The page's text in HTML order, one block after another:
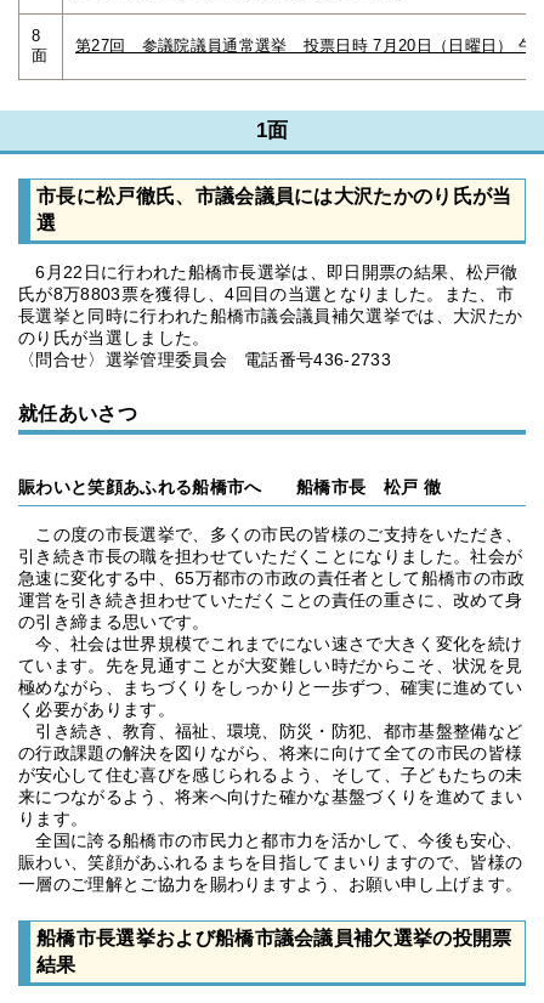
8
面
第27回 参議院議員通常選挙 投票日時 7月20日（日曜日） 午
1面
市長に松戸徹氏、市議会議員には大沢たかのり氏が当
選
6月22日に行われた船橋市長選挙は、即日開票の結果、松戸徹
氏が8万8803票を獲得し、4回目の当選となりました。また、市
長選挙と同時に行われた船橋市議会議員補欠選挙では、大沢たか
のり氏が当選しました。
〈問合せ〉選挙管理委員会 電話番号436-2733
就任あいさつ
賑わいと笑顔あふれる船橋市へ 船橋市長 松戸 徹
この度の市長選挙で、多くの市民の皆様のご支持をいただき、
引き続き市長の職を担わせていただくことになりました。社会が
急速に変化する中、65万都市の市政の責任者として船橋市の市政
運営を引き続き担わせていただくことの責任の重さに、改めて身
の引き締まる思いです。
今、社会は世界規模でこれまでにない速さで大きく変化を続け
ています。先を見通すことが大変難しい時だからこそ、状況を見
極めながら、まちづくりをしっかりと一歩ずつ、確実に進めてい
く必要があります。
引き続き、教育、福祉、環境、防災・防犯、都市基盤整備など
の行政課題の解決を図りながら、将来に向けて全ての市民の皆様
が安心して住む喜びを感じられるよう、そして、子どもたちの未
来につながるよう、将来へ向けた確かな基盤づくりを進めてまい
ります。
全国に誇る船橋市の市民力と都市力を活かして、今後も安心、
賑わい、笑顔があふれるまちを目指してまいりますので、皆様の
一層のご理解とご協力を賜わりますよう、お願い申し上げます。
船橋市長選挙および船橋市議会議員補欠選挙の投開票
結果